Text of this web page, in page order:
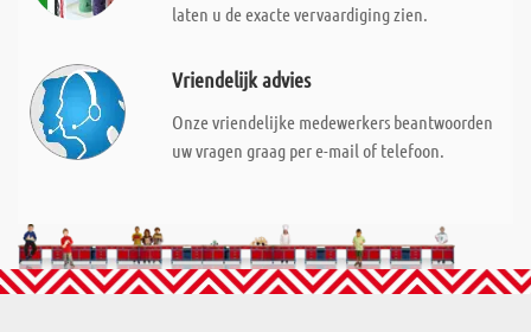
laten u de exacte vervaardiging zien.
Vriendelijk advies
Onze vriendelijke medewerkers beantwoorden
uw vragen graag per e-mail of telefoon.